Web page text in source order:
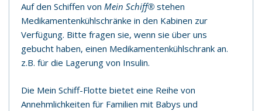
Auf den Schiffen von Mein Schiff® stehen
Medikamentenkühlschränke in den Kabinen zur
Verfügung. Bitte fragen sie, wenn sie über uns
gebucht haben, einen Medikamentenkühlschrank an.
z.B. für die Lagerung von Insulin.
Die Mein Schiff-Flotte bietet eine Reihe von
Annehmlichkeiten für Familien mit Babys und